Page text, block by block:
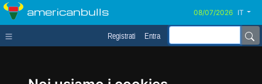
americanbulls IT
Registrati Entra